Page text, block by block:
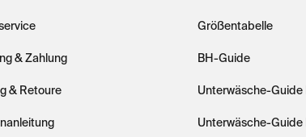
& Zahlung
& Retoure
Größentabelle
BH-Guide
Unterwäsche-Guide
Unterwäsche-Guide